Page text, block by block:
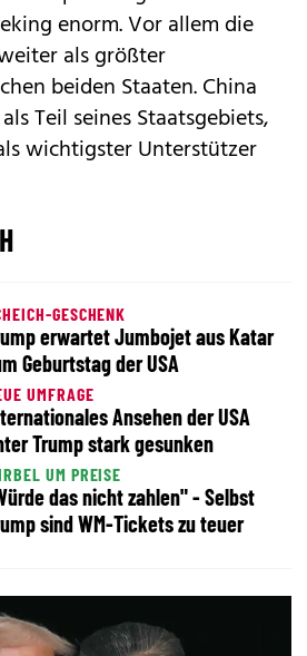
enorm. Vor allem die
als größter
beiden Staaten. China
Teil seines Staatsgebiets,
wichtigster Unterstützer
GESCHENK
erwartet Jumbojet aus Katar
Geburtstag der USA
UMFRAGE
Ansehen der USA
Trump stark gesunken
UM PREISE
das nicht zahlen" - Selbst
sind WM-Tickets zu teuer